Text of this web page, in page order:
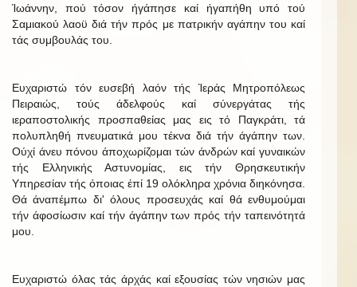
Ίωάννην, πού τόσον ήγάπησε καί ήγαπήθη υπό τού
Σαμιακού λαοϋ διά τήν πρός με πατρικήν αγάπην του καί
τάς συμβουλάς του.
Ευχαριστώ τόν ευσεβή λαόν τής Ίεράς Μητροπόλεως
Πειραιώς, τούς άδελφούς καί σύνεργάτας τής
ιεραποστολικής προσπαθείας μας εις τό Παγκράτι, τά
πολυπληθή πνευματικά μου τέκνα διά τήν άγάπην των.
Ούχί άνευ πόνου άποχωρίζομαι τών άνδρών καί γυναικών
τής Ελληνικής Αστυνομίας, εις τήν Θρησκευτικήν
Υπηρεσίαν τής όποιας έπί 19 ολόκληρα χρόνια διηκόνησα.
Θά άναπέμπω δι' όλους προσευχάς καί θά ενθυμούμαι
τήν άφοσίωσιν καί τήν άγάπην των πρός τήν ταπεινότητά
μου.
Ευχαριστώ όλας τάς άρχάς καί εξουσίας τών νησιών μας